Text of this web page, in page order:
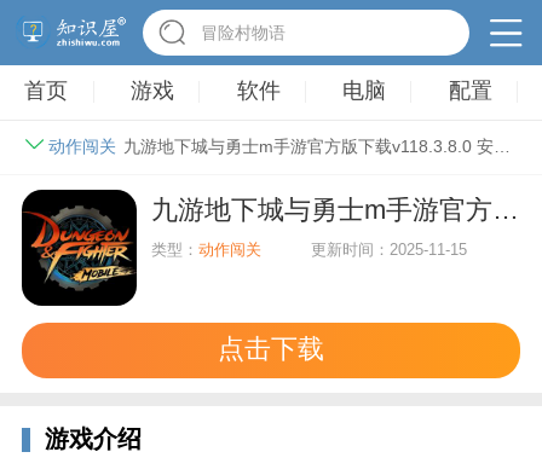
英雄无敌3塔防
首页 游戏 软件 电脑 配置
动作闯关 九游地下城与勇士m手游官方版下载v118.3.8.0 安卓版
九游地下城与勇士m手游官方版下载v118.3.8.0 安卓版
类型：动作闯关 更新时间：2025-11-15
点击下载
游戏介绍